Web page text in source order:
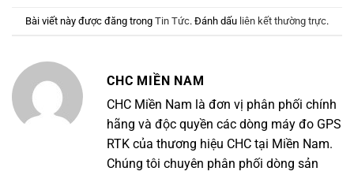
Bài viết này được đăng trong Tin Tức. Đánh dấu liên kết thường trực.
CHC MIỀN NAM
CHC Miền Nam là đơn vị phân phối chính
hãng và độc quyền các dòng máy đo GPS
RTK của thương hiệu CHC tại Miền Nam.
Chúng tôi chuyên phân phối dòng sản